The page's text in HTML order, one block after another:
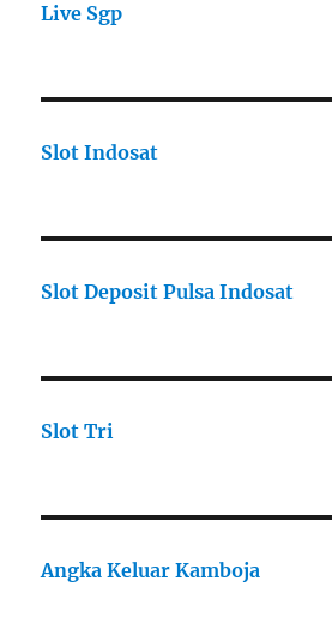
Live Sgp
Slot Indosat
Slot Deposit Pulsa Indosat
Slot Tri
Angka Keluar Kamboja